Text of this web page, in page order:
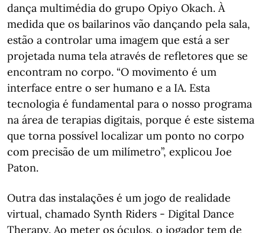
dança multimédia do grupo Opiyo Okach. À
medida que os bailarinos vão dançando pela sala,
estão a controlar uma imagem que está a ser
projetada numa tela através de refletores que se
encontram no corpo. “O movimento é um
interface entre o ser humano e a IA. Esta
tecnologia é fundamental para o nosso programa
na área de terapias digitais, porque é este sistema
que torna possível localizar um ponto no corpo
com precisão de um milímetro”, explicou Joe
Paton.
Outra das instalações é um jogo de realidade
virtual, chamado Synth Riders - Digital Dance
Therapy. Ao meter os óculos, o jogador tem de